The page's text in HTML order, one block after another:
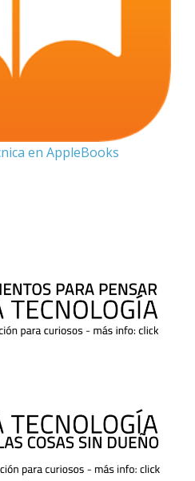
en AppleBooks